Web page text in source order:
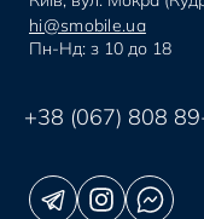
hi@smobile.ua
Пн-Нд: з 10 до 18
+38 (067) 808